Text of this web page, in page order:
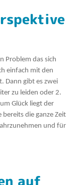
Problem das sich
einfach mit den
Dann gibt es zwei
zu leiden oder 2.
Glück liegt der
die ganze Zeit
und für
auf